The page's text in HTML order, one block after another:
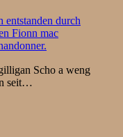
Scho a weng
seit…